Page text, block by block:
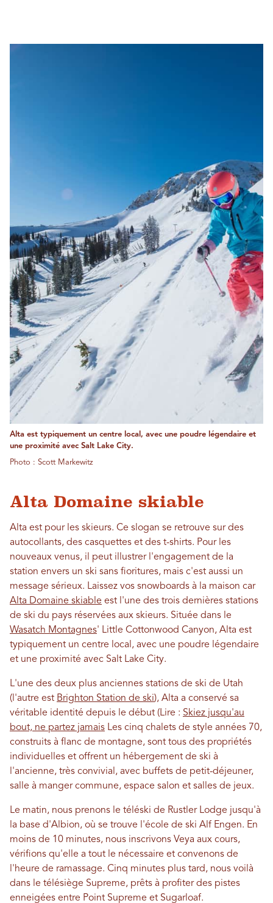
Alta est typiquement un centre local, avec une poudre légendaire et
une proximité avec Salt Lake City.
Photo : Scott Markewitz
Alta Domaine skiable
Alta est pour les skieurs. Ce slogan se retrouve sur des
autocollants, des casquettes et des t-shirts. Pour les
nouveaux venus, il peut illustrer l'engagement de la
station envers un ski sans fioritures, mais c'est aussi un
message sérieux. Laissez vos snowboards à la maison car
Alta Domaine skiable est l'une des trois dernières stations
de ski du pays réservées aux skieurs. Située dans le
Wasatch Montagnes' Little Cottonwood Canyon, Alta est
typiquement un centre local, avec une poudre légendaire
et une proximité avec Salt Lake City.
L'une des deux plus anciennes stations de ski de Utah
(l'autre est Brighton Station de ski), Alta a conservé sa
véritable identité depuis le début (Lire : Skiez jusqu'au
bout, ne partez jamais Les cinq chalets de style années 70,
construits à flanc de montagne, sont tous des propriétés
individuelles et offrent un hébergement de ski à
l'ancienne, très convivial, avec buffets de petit-déjeuner,
salle à manger commune, espace salon et salles de jeux.
Le matin, nous prenons le téléski de Rustler Lodge jusqu'à
la base d'Albion, où se trouve l'école de ski Alf Engen. En
moins de 10 minutes, nous inscrivons Veya aux cours,
vérifions qu'elle a tout le nécessaire et convenons de
l'heure de ramassage. Cinq minutes plus tard, nous voilà
dans le télésiège Supreme, prêts à profiter des pistes
enneigées entre Point Supreme et Sugarloaf.